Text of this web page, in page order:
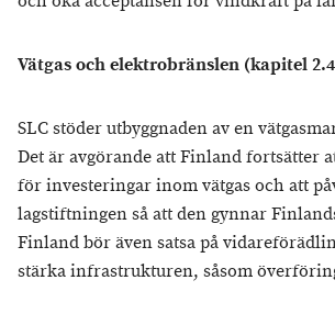
Vätgas och elektrobränslen (kapitel
SLC stöder utbyggnaden av en
Det är avgörande att Finland fortsätter
för investeringar inom vätgas och att
lagstiftningen så att den gynnar
Finland bör även satsa på
stärka infrastrukturen, såsom